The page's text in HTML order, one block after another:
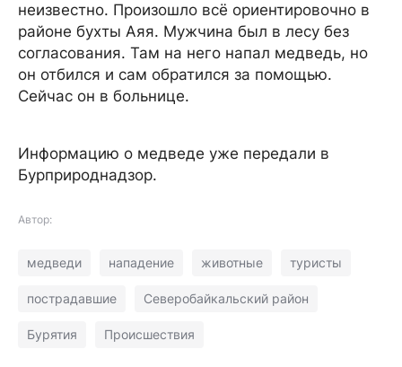
неизвестно. Произошло всё ориентировочно в
районе бухты Аяя. Мужчина был в лесу без
согласования. Там на него напал медведь, но
он отбился и сам обратился за помощью.
Сейчас он в больнице.
Информацию о медведе уже передали в
Бурприроднадзор.
Автор:
медведи нападение животные туристы
пострадавшие Северобайкальский район
Бурятия Происшествия